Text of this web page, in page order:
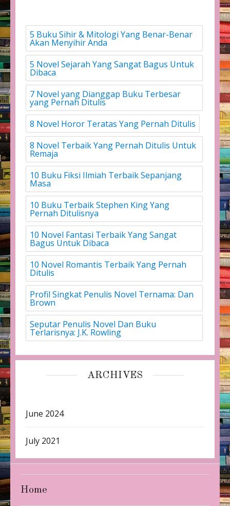
5 Buku Sihir & Mitologi Yang Benar-Benar
Akan Menyihir Anda
5 Novel Sejarah Yang Sangat Bagus Untuk
Dibaca
7 Novel yang Dianggap Buku Terbesar
yang Pernah Ditulis
8 Novel Horor Teratas Yang Pernah Ditulis
8 Novel Terbaik Yang Pernah Ditulis Untuk
Remaja
10 Buku Fiksi Ilmiah Terbaik Sepanjang
Masa
10 Buku Terbaik Stephen King Yang
Pernah Ditulisnya
10 Novel Fantasi Terbaik Yang Sangat
Bagus Untuk Dibaca
10 Novel Romantis Terbaik Yang Pernah
Ditulis
Profil Singkat Penulis Novel Ternama: Dan
Brown
Seputar Penulis Novel Dan Buku
Terlarisnya: J.K. Rowling
ARCHIVES
June 2024
July 2021
Home